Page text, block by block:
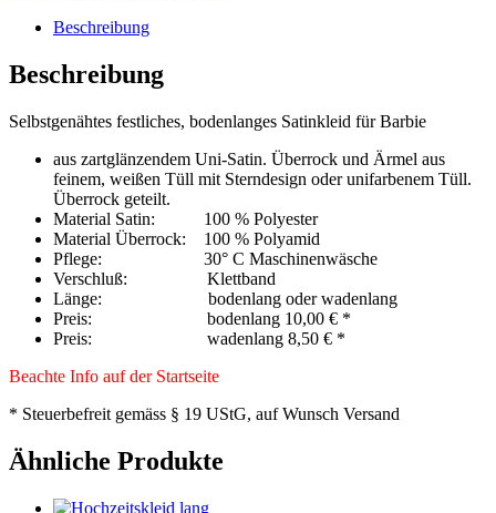
Beschreibung
Beschreibung
Selbstgenähtes festliches, bodenlanges Satinkleid für Barbie
aus zartglänzendem Uni-Satin. Überrock und Ärmel aus
feinem, weißen Tüll mit Sterndesign oder unifarbenem Tüll.
Überrock geteilt.
Material Satin: 100 % Polyester
Material Überrock: 100 % Polyamid
Pflege: 30° C Maschinenwäsche
Verschluß: Klettband
Länge: bodenlang oder wadenlang
Preis: bodenlang 10,00 € *
Preis: wadenlang 8,50 € *
Beachte Info auf der Startseite
* Steuerbefreit gemäss § 19 UStG, auf Wunsch Versand
Ähnliche Produkte